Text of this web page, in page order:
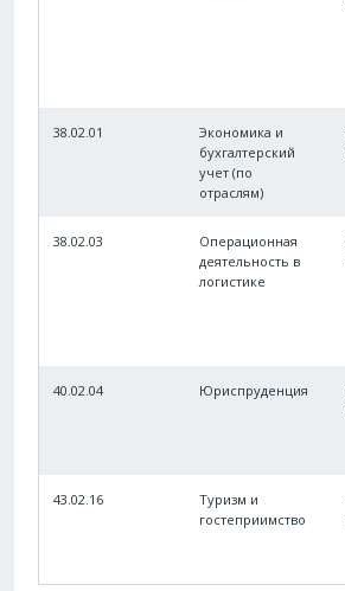
38.02.01
Экономика и
бухгалтерский
учет (по
отраслям)
38.02.03
Операционная
деятельность в
логистике
40.02.04 Юриспруденция
43.02.16
Туризм и
гостеприимство